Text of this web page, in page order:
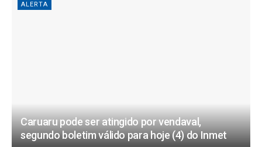
ALERTA
Caruaru pode ser atingido por vendaval,
segundo boletim válido para hoje (4) do Inmet